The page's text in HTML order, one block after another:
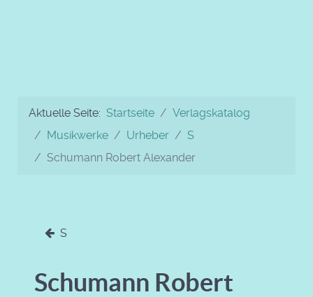
Aktuelle Seite: Startseite
Verlagskatalog
Musikwerke
Urheber
S
Schumann Robert Alexander
S
Schumann Robert